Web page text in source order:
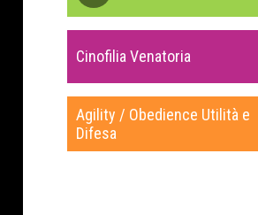
Cinofilia Venatoria
Agility / Obedience Utilità e
Difesa